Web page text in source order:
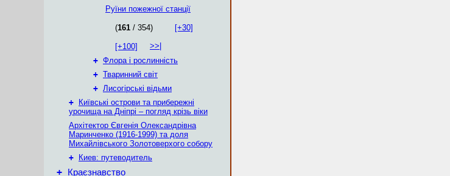
Руїни пожежної станції
(161 / 354) [+30]
[+100]
>>|
+ Флора і рослинність
+ Тваринний світ
+ Лисогірські відьми
+
Київські острови та прибережні
урочища на Дніпрі – погляд крізь віки
Архітектор Євгенія Олександрівна
Маринченко (1916-1999) та доля
Михайлівського Золотоверхого собору
+
Киев: путеводитель
+ Краєзнавство